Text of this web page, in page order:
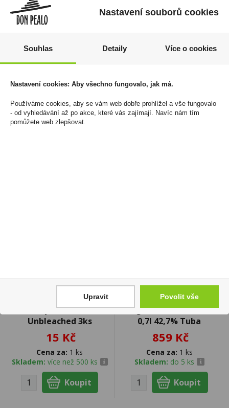
Elektronická cigareta
Syx Pod Starter kit
Blue+Mixed Berriies
16,5mg/ml
200 Kč
Elfa 500mAh
Watermelon 20mg/ml
150 Kč
Dutinky Sloow Cones
Unbleached 3ks
15 Kč
Cena za: 1 ks
Skladem: více než 500 ks
Naga Pearl of Jakarta
0,7l 42,7% Tuba
859 Kč
Cena za: 1 ks
Skladem: do 5 ks
Nastavení souborů cookies
Souhlas Detaily Více o cookies
Nastavení cookies: Aby všechno fungovalo, jak má.
Používáme cookies, aby se vám web dobře prohlížel a vše fungovalo
- od vyhledávání až po akce, které vás zajímají. Navíc nám tím
pomůžete web zlepšovat.
Upravit Povolit vše